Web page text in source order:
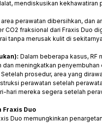
mendiskusikan
perawatan dibersihkan, dan
CO2 fraksional dari Fraxis Duo
tanpa merusak kulit di
Dalam beberapa kasus, RF
meningkatkan penyembuhan
Setelah prosedur, area yang
perawatan setelah
hari mereka segera setelah
Fraxis Duo
Duo memungkinkan